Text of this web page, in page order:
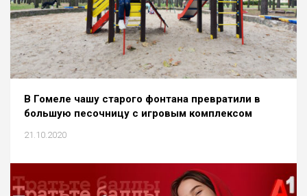
В Гомеле чашу старого фонтана превратили в
большую песочницу с игровым комплексом
21.10.2020